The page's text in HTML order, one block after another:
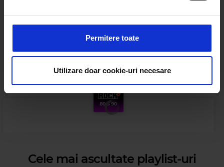
a analiza traficul. De asemenea, le oferim partenerilor de
privire la modul în care folosiți site-ul nostru. Aceștia le
pot combina cu alte informații oferite de dvs. sau culese
în urma folosirii serviciilor lor.
Permitere toate
Utilizare doar cookie-uri necesare
Web radios
Cele mai ascultate playlist-uri